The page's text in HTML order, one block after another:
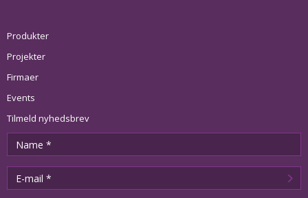
Produkter
Projekter
Firmaer
Events
Tilmeld nyhedsbrev